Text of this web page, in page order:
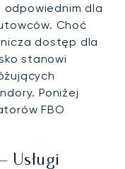
odpowiednim dla
Choć
dostęp dla
stanowi
Poniżej
FBO
Usługi